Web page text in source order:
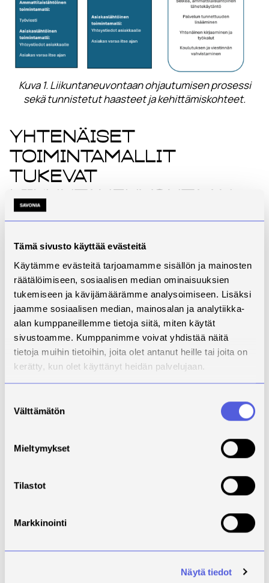
Tämä sivusto käyttää evästeitä
Käytämme evästeitä tarjoamamme sisällön ja mainosten
räätälöimiseen, sosiaalisen median ominaisuuksien
tukemiseen ja kävijämäärämme analysoimiseen. Lisäksi
jaamme sosiaalisen median, mainosalan ja analytiikka-
alan kumppaneillemme tietoja siitä, miten käytät
sivustoamme. Kumppanimme voivat yhdistää näitä
tietoja muihin tietoihin, joita olet antanut heille tai joita on
kerätty, kun olet käyttänyt heidän palvelujaan.
valinta
Välttämätön
Mieltymykset
Tilastot
Markkinointi
Näytä tiedot
Kuva 1. Liikuntaneuvontaan ohjautumisen prosessi
sekä tunnistetut haasteet ja kehittämiskohteet.
Yhtenäiset
toimintamallit
tukevat
liikuntaneuvontaan
ohjautumista
Opinnäytetyön tulokset osoittavat, että
yhdenmukaisesti Pohjois-Karjalan hyvinvointialueella.
Ammattilaisten nimeämät kehittämistarpeet
kohdistuvat yhtenäisten toimintamallien ja
lähetekäytännön kehittämiseen, palvelun
tunnettuuden lisäämiseen, työkalujen ja kirjaamisen
yhtenäistämiseen sekä viestinnän vahvistamiseen.
Ammattilaisten myönteisestä asenteesta huolimatta
ohjauskäytäntöjen vaihtelu vaikeuttaa asiakkaiden
yhdenvertaista ohjautumista palveluun. Keskeisenä
toimintamallit näyttäytyvät toimivampina kuin
ohjauskäytäntöjen merkitystä. Lisäksi palvelun
kehittämisessä. Tulokset tukevat palveluiden
tavoitteita, joissa korostuvat ennaltaehkäisy,